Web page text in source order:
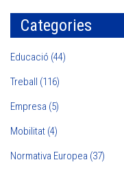
Categories
Educació (44)
Treball (116)
Empresa (5)
Mobilitat (4)
Normativa Europea (37)